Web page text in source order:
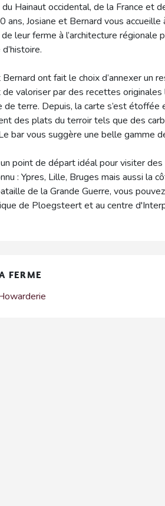
Hainaut occidental, de la France et
ans, Josiane et Bernard vous
leur ferme à l’architecture régionale
Bernard ont fait le choix d’annexer un
valoriser par des recettes originales
de terre. Depuis, la carte s’est
des plats du terroir tels que des
bar vous suggère une belle gamme
point de départ idéal pour visiter
: Ypres, Lille, Bruges mais aussi la
de la Grande Guerre, vous
de Ploegsteert et au centre
FERME